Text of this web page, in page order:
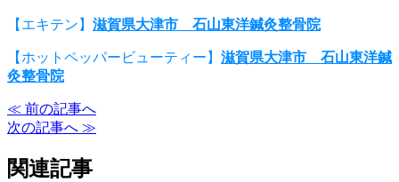
【エキテン】 滋賀県大津市 石山東洋鍼灸整骨院
【ホットペッパービューティー】 滋賀県大津市 石山東洋鍼
灸整骨院
≪ 前の記事へ
次の記事へ ≫
関連記事